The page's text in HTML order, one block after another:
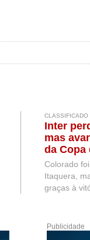
CLASSIFICADO
Inter
mas
da Copa
Colorado
Itaquera,
graças à
Publicidade